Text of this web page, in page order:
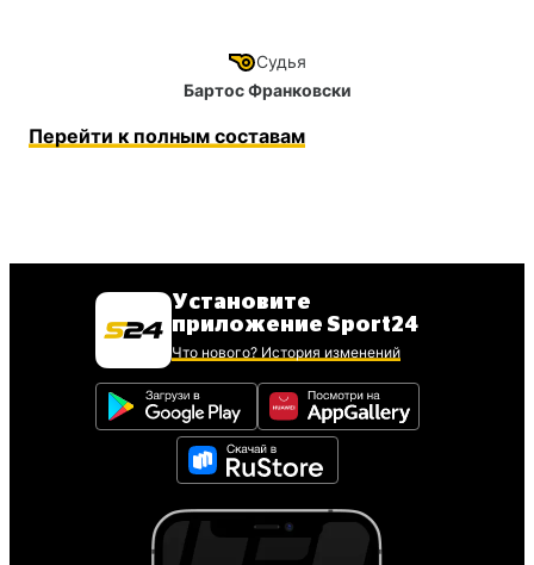
Судья
Бартос Франковски
Перейти к полным составам
Установите
приложение Sport24
Что нового? История изменений